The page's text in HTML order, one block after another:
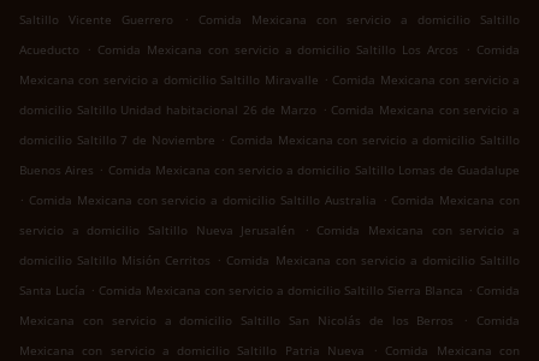
Saltillo Vicente Guerrero
.
Comida Mexicana con servicio a domicilio Saltillo
Acueducto
. Comida Mexicana con servicio a domicilio Saltillo Los Arcos . Comida
Mexicana con servicio a domicilio Saltillo Miravalle . Comida Mexicana con servicio a
domicilio Saltillo Unidad habitacional 26 de Marzo . Comida Mexicana con servicio a
domicilio Saltillo 7 de Noviembre . Comida Mexicana con servicio a domicilio Saltillo
Buenos Aires . Comida Mexicana con servicio a domicilio Saltillo Lomas de Guadalupe
. Comida Mexicana con servicio a domicilio Saltillo Australia . Comida Mexicana con
servicio a domicilio Saltillo Nueva Jerusalén
. Comida Mexicana con servicio a
domicilio Saltillo Misión Cerritos . Comida Mexicana con servicio a domicilio Saltillo
Santa Lucía . Comida Mexicana con servicio a domicilio Saltillo Sierra Blanca . Comida
Mexicana con servicio a domicilio Saltillo San Nicolás de los Berros
.
Comida
Mexicana con servicio a domicilio Saltillo Patria Nueva
. Comida Mexicana con